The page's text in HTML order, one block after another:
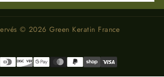
© 2026 Green Keratin France
Metodi
di